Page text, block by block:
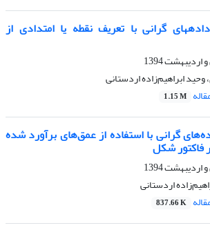
گرانی با تعریف نقطه یا امتدادی از
ابراهیم‌‌‌‌زاده اردستانی
1.15 M
گرانی با استفاده از عمق‌‌های برآورد شده
اردستانی
837.66 K